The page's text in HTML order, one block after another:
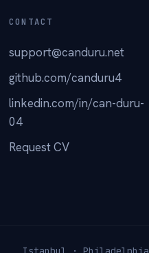
CONTACT
support@canduru.net
github.com/canduru4
linkedin.com/in/can-duru-
04
Request CV